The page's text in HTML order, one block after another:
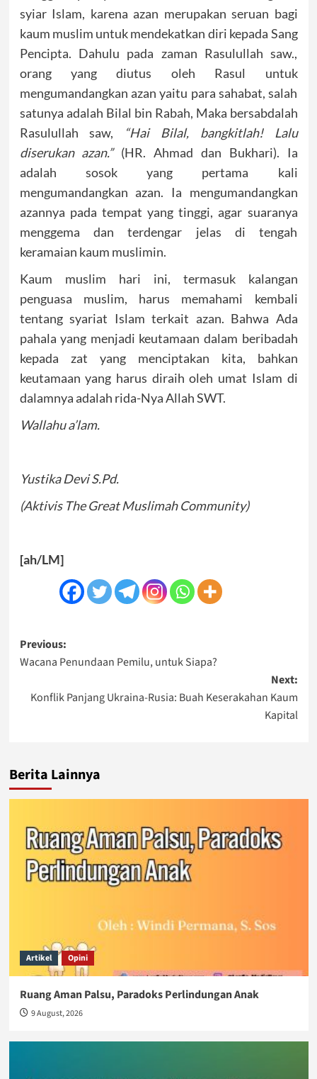
syiar Islam, karena azan merupakan seruan bagi
kaum muslim untuk mendekatkan diri kepada Sang
Pencipta. Dahulu pada zaman Rasulullah saw.,
orang yang diutus oleh Rasul untuk
mengumandangkan azan yaitu para sahabat, salah
satunya adalah Bilal bin Rabah, Maka bersabdalah
Rasulullah saw,
“Hai Bilal, bangkitlah! Lalu
diserukan azan.”(HR. Ahmad dan Bukhari). Ia
adalah sosok yang pertama kali
mengumandangkan azan. Ia mengumandangkan
azannya pada tempat yang tinggi, agar suaranya
menggema dan terdengar jelas di tengah
keramaian kaum muslimin.
Kaum muslim hari ini, termasuk kalangan
penguasa muslim, harus memahami kembali
tentang syariat Islam terkait azan. Bahwa Ada
pahala yang menjadi keutamaan dalam beribadah
kepada zat yang menciptakan kita, bahkan
keutamaan yang harus diraih oleh umat Islam di
dalamnya adalah rida-Nya Allah SWT.
Wallahu a’lam.
Yustika Devi S.Pd.
(Aktivis The Great Muslimah Community)
[ah/LM]
Post
navigation
Previous:
Wacana Penundaan Pemilu, untuk Siapa?
Next:
Konflik Panjang Ukraina-Rusia: Buah Keserakahan Kaum
Kapital
Berita Lainnya
Artikel Opini
Ruang Aman Palsu, Paradoks Perlindungan Anak
9 August, 2026